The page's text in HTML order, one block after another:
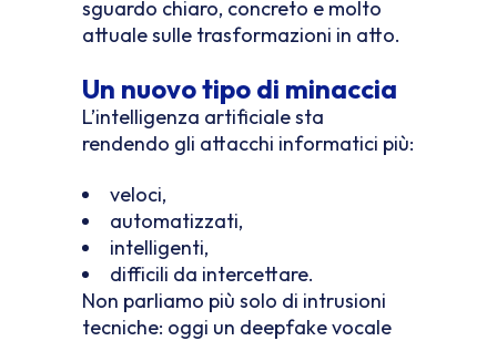
sguardo chiaro, concreto e molto
attuale sulle trasformazioni in atto.
Un nuovo tipo di minaccia
L’intelligenza artificiale sta
rendendo gli attacchi informatici più:
veloci,
automatizzati,
intelligenti,
difficili da intercettare.
Non parliamo più solo di intrusioni
tecniche: oggi un deepfake vocale